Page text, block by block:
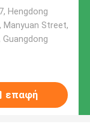
Hengdong
Manyuan Street,
Guangdong
επαφή